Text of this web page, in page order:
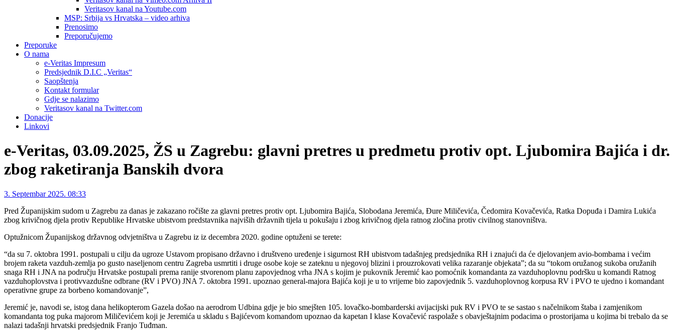
Veritasov kanal na Youtube.com
MSP: Srbija vs Hrvatska – video arhiva
Prenosimo
Preporučujemo
Preporuke
O nama
e-Veritas Impresum
Predsjednik D.I.C „Veritas“
Saopštenja
Kontakt formular
Gdje se nalazimo
Veritasov kanal na Twitter.com
Donacije
Linkovi
e-Veritas, 03.09.2025, ŽS u Zagrebu: glavni pretres u predmetu protiv opt. Ljubomira Bajića i dr.
zbog raketiranja Banskih dvora
3. Septembar 2025. 08:33
Pred Županijskim sudom u Zagrebu za danas je zakazano ročište za glavni pretres protiv opt. Ljubomira Bajića, Slobodana Jeremića, Đure Miličevića, Čedomira Kovačevića, Ratka Dopuđa i Damira Lukića
zbog krivičnog djela protiv Republike Hrvatske ubistvom predstavnika najviših državnih tijela u pokušaju i zbog krivičnog djela ratnog zločina protiv civilnog stanovništva.
Optužnicom Županijskog državnog odvjetništva u Zagrebu iz iz decembra 2020. godine optuženi se terete:
“da su 7. oktobra 1991. postupali u cilju da ugroze Ustavom propisano državno i društveno uređenje i sigurnost RH ubistvom tadašnjeg predsjednika RH i znajući da će djelovanjem avio-bombama i većim
brojem raketa vazduh-zemlja po gusto naseljenom centru Zagreba usmrtiti i druge osobe koje se zateknu u njegovoj blizini i prouzrokovati velika razaranje objekata”; da su “tokom oružanog sukoba oružanih
snaga RH i JNA na području Hrvatske postupali prema ranije stvorenom planu zapovjednog vrha JNA s kojim je pukovnik Jeremić kao pomoćnik komandanta za vazduhoplovnu podršku u komandi Ratnog
vazduhoplovstva i protivvazdušne odbrane (RV i PVO) JNA 7. oktobra 1991. upoznao general-majora Bajića koji je u to vrijeme bio zapovjednik 5. vazduhoplovnog korpusa RV i PVO te ujedno i komandant
operativne grupe za borbeno komandovanje”,
Jeremić je, navodi se, istog dana helikopterom Gazela došao na aerodrom Udbina gdje je bio smejšten 105. lovačko-bombarderski avijacijski puk RV i PVO te se sastao s načelnikom štaba i zamjenikom
komandanta tog puka majorom Miličevićem koji je Jeremića u skladu s Bajićevom komandom upoznao da kapetan I klase Kovačević raspolaže s obavještajnim podacima o prostorijama u kojima bi trebalo da se
nalazi tadašnji hrvatski predsjednik Franjo Tuđman.